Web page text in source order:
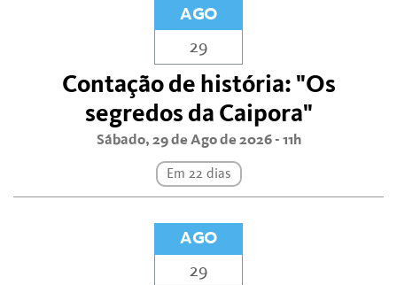
AGO
29
Contação de história: "Os
segredos da Caipora"
Sábado, 29 de Ago de 2026 - 11h
Em 22 dias
AGO
29